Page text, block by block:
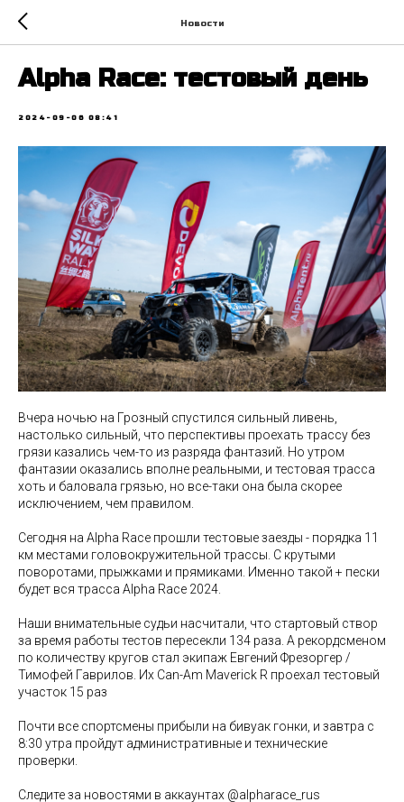
Новости
Alpha Race: тестовый день
2024-09-06 08:41
Вчера ночью на Грозный спустился сильный ливень,
настолько сильный, что перспективы проехать трассу без
грязи казались чем-то из разряда фантазий. Но утром
фантазии оказались вполне реальными, и тестовая трасса
хоть и баловала грязью, но все-таки она была скорее
исключением, чем правилом.
Сегодня на Alpha Race прошли тестовые заезды - порядка 11
км местами головокружительной трассы. C крутыми
поворотами, прыжками и прямиками. Именно такой + пески
будет вся трасса Alpha Race 2024.
Наши внимательные судьи насчитали, что стартовый створ
за время работы тестов пересекли 134 раза. А рекордсменом
по количеству кругов стал экипаж Евгений Фрезоргер /
Тимофей Гаврилов. Их Can-Am Maverick R проехал тестовый
участок 15 раз
Почти все спортсмены прибыли на бивуак гонки, и завтра с
8:30 утра пройдут административные и технические
проверки.
Следите за новостями в аккаунтах @alpharace_rus